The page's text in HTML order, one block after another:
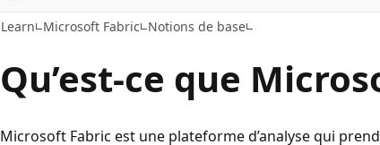
Learn Microsoft Fabric Notions de base
Qu’est-ce que
Microsoft Fabric est une plateforme d’analyse qui